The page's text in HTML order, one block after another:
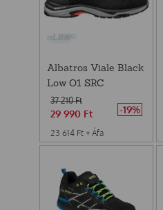
Albatros Viale Black
Low O1 SRC
munkavédelmi cipő
36
37 210Ft
29 990 Ft
23 614 Ft + Áfa
-19%